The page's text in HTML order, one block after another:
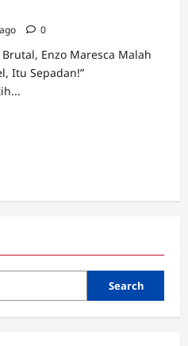
0
Enzo Maresca Malah
Itu Sepadan!”
Search